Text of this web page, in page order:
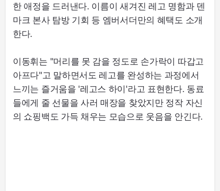
한 애정을 드러낸다. 이름이 새겨진 레고 명함과 덴
마크 본사 탐방 기회 등 엠버서더만의 혜택도 소개
한다.
이동휘는 "머리를 못 감을 정도로 손가락이 따갑고
아프다"고 말하면서도 레고를 완성하는 과정에서
느끼는 즐거움을 '레고스 하이'라고 표현한다. 동료
들에게 줄 선물을 사러 매장을 찾았지만 정작 자신
의 쇼핑백도 가득 채우는 모습으로 웃음을 안긴다.